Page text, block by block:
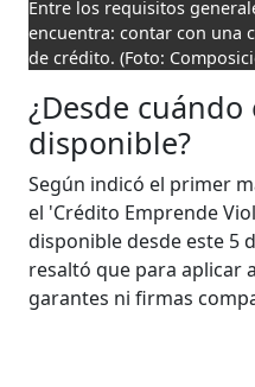
Entre los requisitos
encuentra: contar con una
de crédito.(Foto:
¿Desde cuándo
disponible?
Según indicó el primer
el 'Crédito Emprende
disponible desde este 5
resaltó que para aplicar
garantes ni firmas